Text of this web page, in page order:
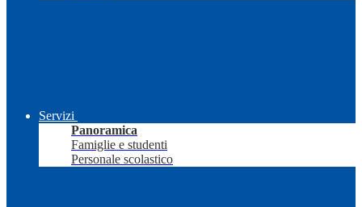
Servizi
Panoramica
Famiglie e studenti
Personale scolastico